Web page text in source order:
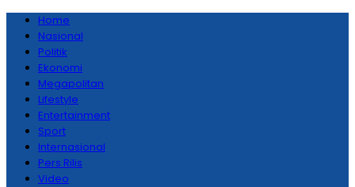
Home
Nasional
Politik
Ekonomi
Megapolitan
Lifestyle
Entertainment
Sport
Internasional
Pers Rilis
Video